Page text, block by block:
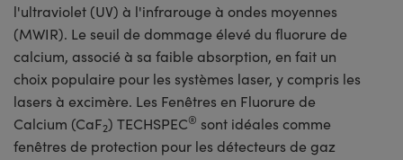
l'ultraviolet (UV) à l'infrarouge à ondes moyennes
(MWIR). Le seuil de dommage élevé du fluorure de
calcium, associé à sa faible absorption, en fait un
choix populaire pour les systèmes laser, y compris les
lasers à excimère. Les Fenêtres en Fluorure de
Calcium (CaF2) TECHSPEC® sont idéales comme
fenêtres de protection pour les détecteurs de gaz